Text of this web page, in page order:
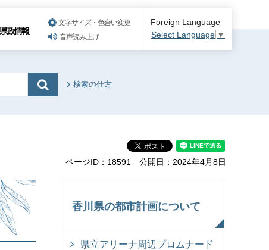
県政情報
文字サイズ・色合い変更
音声読み上げ
Foreign Language
Select Language ▼
検索の仕方
ページID：18591 公開日：2024年4月8日
香川県の都市計画について
県立アリーナ周辺プロムナード